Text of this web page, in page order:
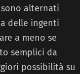
sono alternati
delle ingenti
a meno se
semplici da
possibilità su